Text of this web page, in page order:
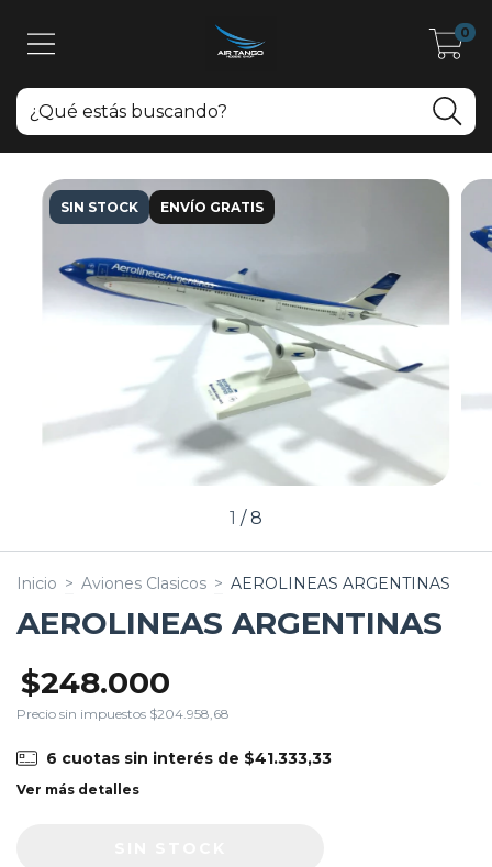
0
SIN STOCK ENVÍO GRATIS
1 /8
Inicio > Aviones Clasicos > AEROLINEAS ARGENTINAS
AEROLINEAS ARGENTINAS
$248.000
Precio sin impuestos $204.958,68
6 cuotas sin interés de $41.333,33
Ver más detalles